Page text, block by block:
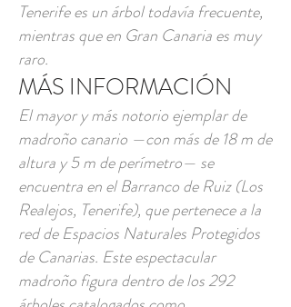
Tenerife es un árbol todavía frecuente,
mientras que en Gran Canaria es muy
raro.
MÁS INFORMACIÓN
El mayor y más notorio ejemplar de
madroño canario —con más de 18 m de
altura y 5 m de perímetro— se
encuentra en el Barranco de Ruiz (Los
Realejos, Tenerife), que pertenece a la
red de Espacios Naturales Protegidos
de Canarias. Este espectacular
madroño figura dentro de los 292